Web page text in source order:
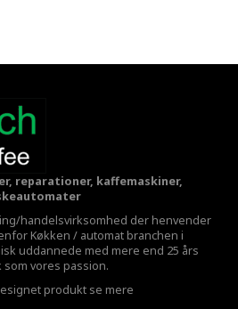
reparationer, kaffemaskiner,
handelsvirksomhed der henvender
Køkken / automat branchen i
uddannede med mere end 25 års
vores passion.
produkt se mere